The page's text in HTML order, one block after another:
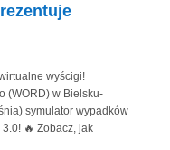
wyścigi!
(WORD) w Bielsku-
symulator wypadków
🔥 Zobacz, jak